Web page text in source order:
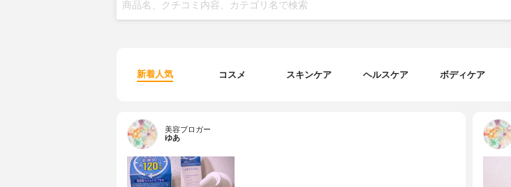
新着人気 コスメ スキンケア ヘルスケア ボディケア
美容ブロガー
ゆあ